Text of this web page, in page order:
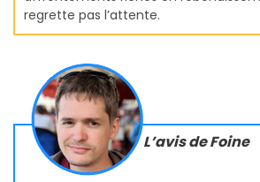
regrette pas l’attente.
L’avis de Foine